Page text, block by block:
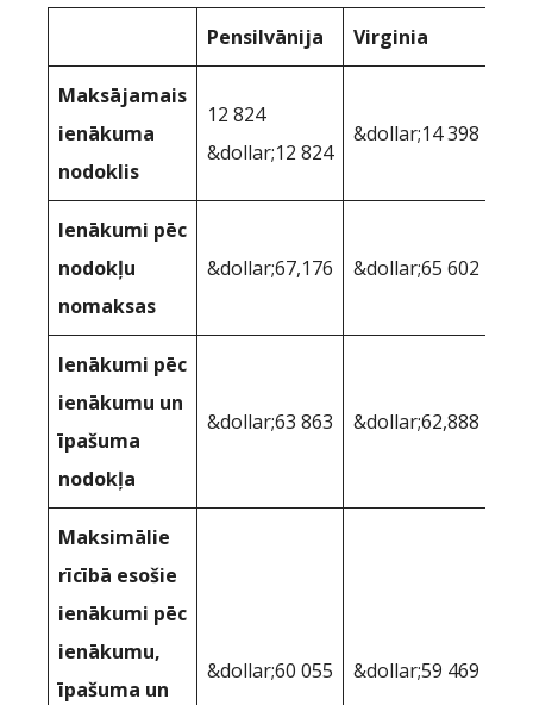
Pensilvānija Virginia
Maksājamais
ienākuma
nodoklis
12 824
&dollar;12 824
&dollar;14 398
Ienākumi pēc
nodokļu
nomaksas
&dollar;67,176 &dollar;65 602
Ienākumi pēc
ienākumu un
īpašuma
nodokļa
&dollar;63 863 &dollar;62,888
Maksimālie
rīcībā esošie
ienākumi pēc
ienākumu,
īpašuma un
&dollar;60 055 &dollar;59 469